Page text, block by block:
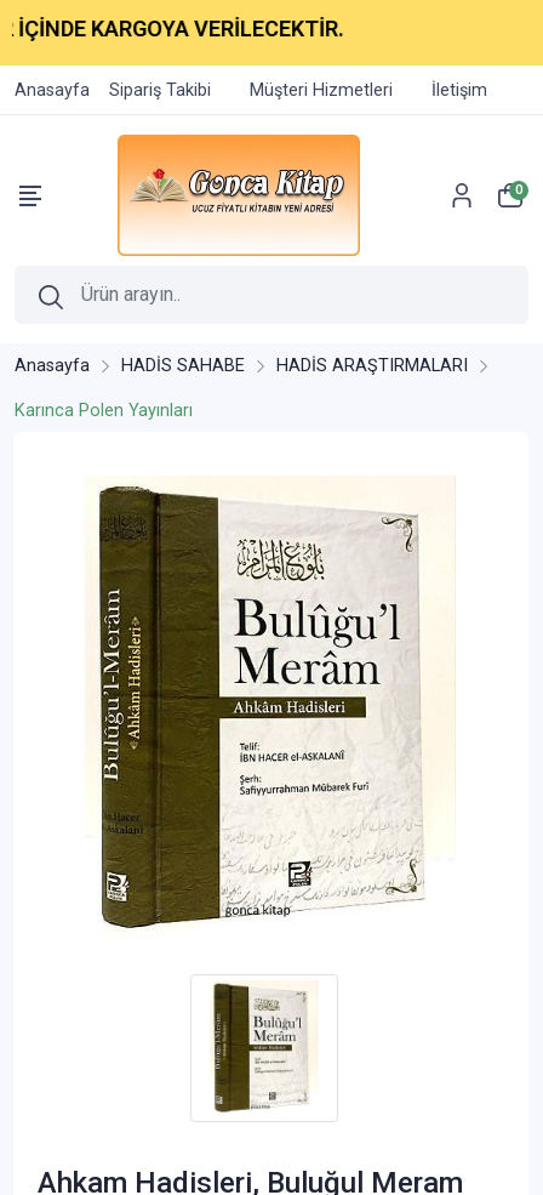
KARGOYA VERİLECEKTİR.
Anasayfa Sipariş Takibi Müşteri Hizmetleri İletişim
0
Anasayfa HADİS SAHABE HADİS ARAŞTIRMALARI
Karınca Polen Yayınları
Ahkam Hadisleri, Buluğul Meram